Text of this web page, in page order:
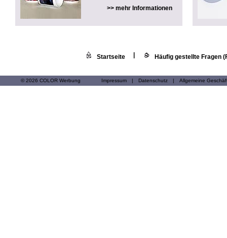
>> mehr Informationen
Startseite Häufig gestellte Fragen
© 2026 COLOR Werbung Impressum | Datenschutz | Allgemeine